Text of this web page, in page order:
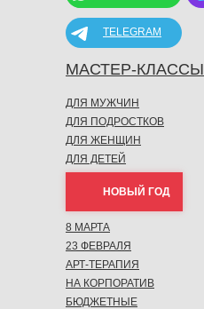
TELEGRAM
МАСТЕР-КЛАССЫ
ДЛЯ МУЖЧИН
ДЛЯ ПОДРОСТКОВ
ДЛЯ ЖЕНЩИН
ДЛЯ ДЕТЕЙ
НОВЫЙ ГОД
8 МАРТА
23 ФЕВРАЛЯ
АРТ-ТЕРАПИЯ
НА КОРПОРАТИВ
БЮДЖЕТНЫЕ